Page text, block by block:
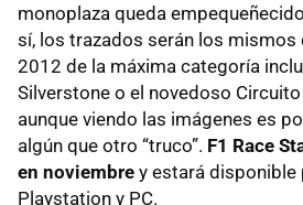
monoplaza queda
sí, los trazados serán los mismos
2012 de la máxima categoría
Silverstone o el novedoso
aunque viendo las imágenes es
algún que otro “truco”. F1 Race
en noviembre y estará disponible
Playstation y PC.